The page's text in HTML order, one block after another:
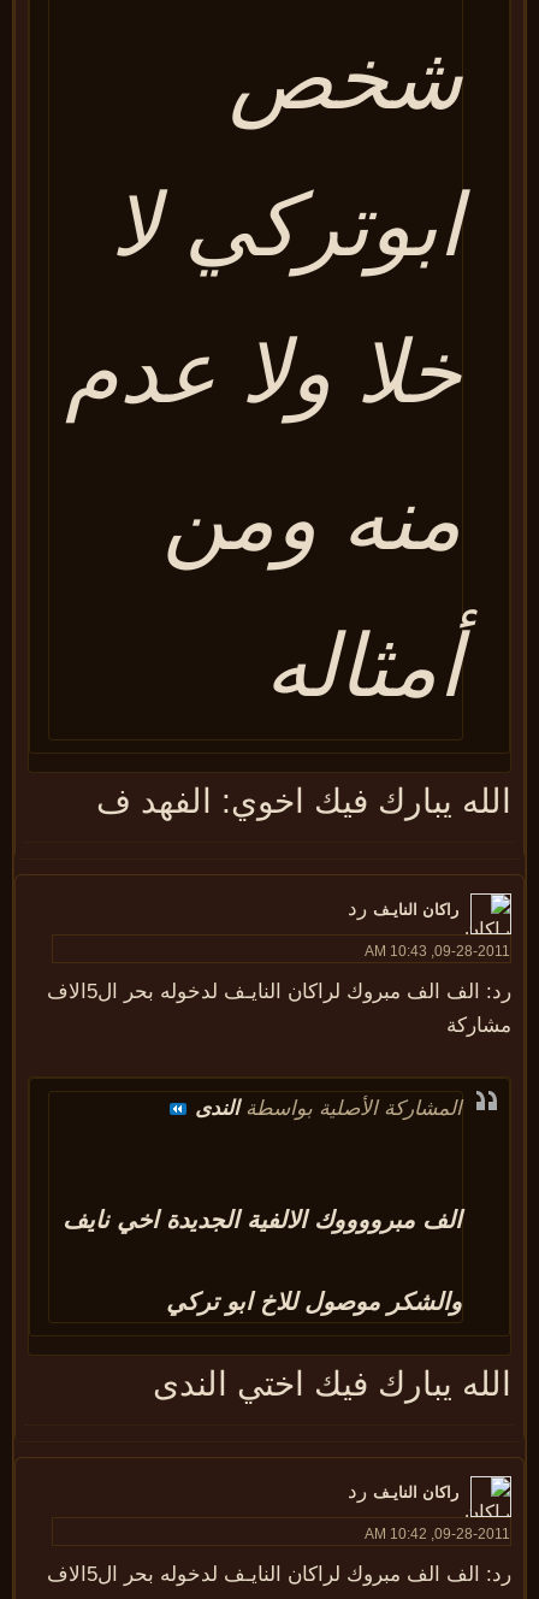
شخص
ابوتركي لا
خلا ولا عدم
منه ومن
أمثاله
يبارك فيك اخوي: الفهد ف
راكان النايـفرد
09-28-2011, 10:43
رد: الف الف مبروك لراكان النايـف لدخوله بحر ال5الاف
المشاركة الأصلية بواسطةالندى
الف مبرووووك الالفية الجديدة اخي نايف
والشكر موصول للاخ ابو تركي
يبارك فيك اختي الندى
راكان النايـفرد
09-28-2011, 10:42
رد: الف الف مبروك لراكان النايـف لدخوله بحر ال5الاف